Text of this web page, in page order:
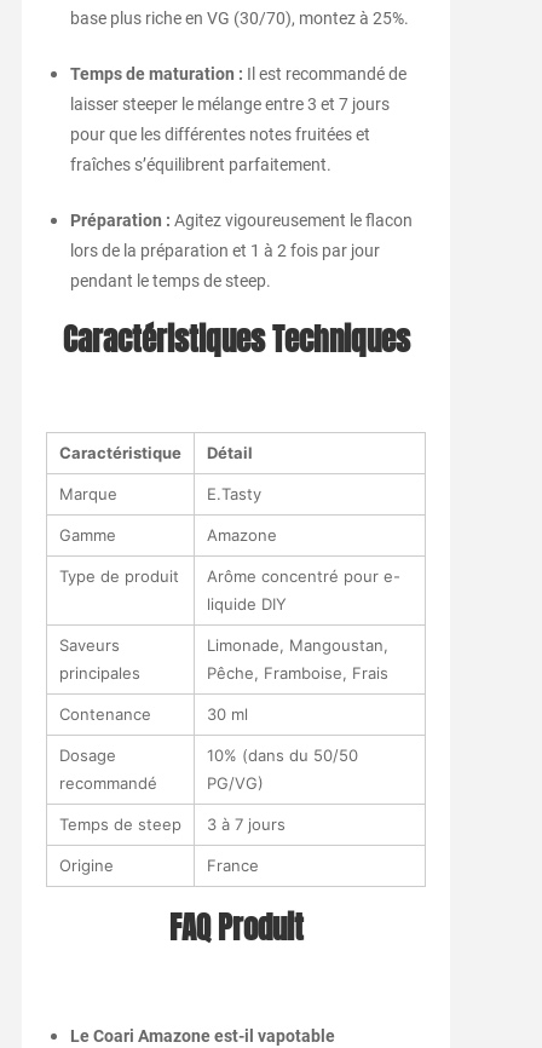
base plus riche en VG (30/70), montez à 25%.
Temps de maturation : Il est recommandé de
laisser steeper le mélange entre 3 et 7 jours
pour que les différentes notes fruitées et
fraîches s’équilibrent parfaitement.
Préparation : Agitez vigoureusement le flacon
lors de la préparation et 1 à 2 fois par jour
pendant le temps de steep.
Caractéristiques Techniques
Caractéristique Détail
Marque E.Tasty
Gamme Amazone
Type de produit
Arôme concentré pour e-
liquide DIY
Saveurs
principales
Limonade, Mangoustan,
Pêche, Framboise, Frais
Contenance 30 ml
Dosage
recommandé
10% (dans du 50/50
PG/VG)
Temps de steep 3 à 7 jours
Origine France
FAQ Produit
Le Coari Amazone est-il vapotable